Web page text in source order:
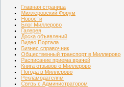
Главная страница
Миллеровский Форум
Новости
Блог Миллерово
Галерея
Доска объявлений
Видео Портала
Бизнес справочник
Общественный транспорт в Миллерово
Расписание приема врачей
Книга отзывов о Миллерово
Погода в Миллерово
Рекламодателям
Связь с Администратором